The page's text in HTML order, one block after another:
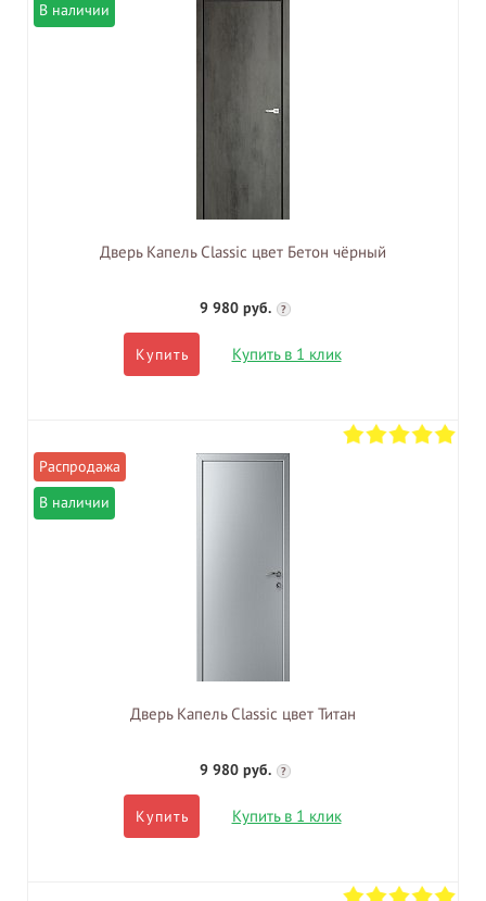
В наличии
Дверь Капель Classic цвет Бетон чёрный
9 980 руб. ?
Купить Купить в 1 клик
В наличии
Дверь Капель Classic цвет Титан
9 980 руб. ?
Купить Купить в 1 клик